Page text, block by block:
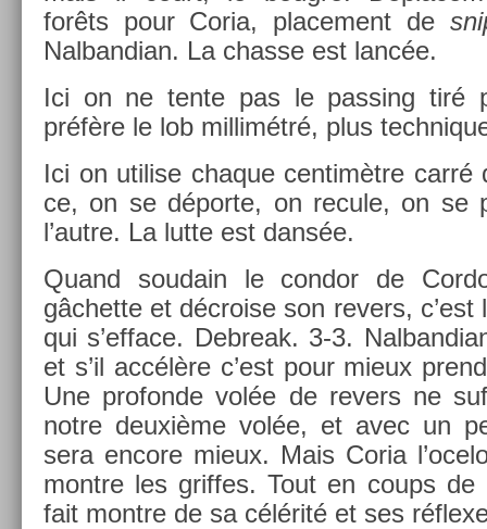
forêts pour Coria, place­ment de
Nal­bandian. La chas­se est lancée.
Ici on ne tente pas le pass­ing tiré
préfère le lob mil­limétré, plus
Ici on util­ise chaque cen­timètre
ce, on se déporte, on re­cule, on se
l’autre. La lutte est dansée.
Quand soudain le con­dor de
gâchet­te et décro­ise son re­v­ers, c’est
qui s’ef­face. De­break. 3-3.
et s’il accélère c’est pour mieux
Une pro­fon­de volée de re­v­ers ne
notre deuxième volée, et avec un
sera en­core mieux. Mais Coria
montre les grif­fes. Tout en coups de
fait montre de sa célérité et ses